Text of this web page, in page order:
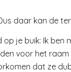
daar kan de
je buik: Ik ben
voor het
dat ze